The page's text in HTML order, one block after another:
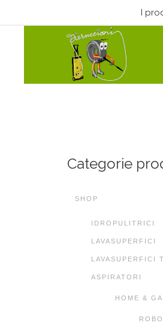
Categorie
SHOP
IDROPULITRICI
LAVASUPERFICI
LAVASUPERFICI
ASPIRATORI
HOME &
I